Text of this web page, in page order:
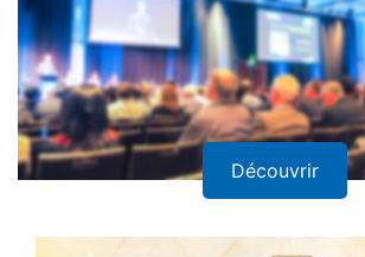
Découvrir